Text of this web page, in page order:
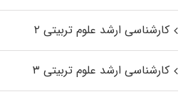
کارشناسی ارشد علوم تربیتی ۲
کارشناسی ارشد علوم تربیتی ۳